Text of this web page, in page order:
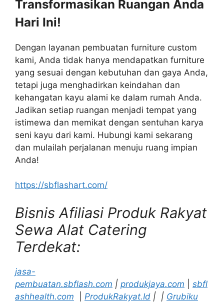
Transformasikan Ruangan Anda
Hari Ini!
Dengan layanan pembuatan furniture custom
kami, Anda tidak hanya mendapatkan furniture
yang sesuai dengan kebutuhan dan gaya Anda,
tetapi juga menghadirkan keindahan dan
kehangatan kayu alami ke dalam rumah Anda.
Jadikan setiap ruangan menjadi tempat yang
istimewa dan memikat dengan sentuhan karya
seni kayu dari kami. Hubungi kami sekarang
dan mulailah perjalanan menuju ruang impian
Anda!
https://sbflashart.com/
Bisnis Afiliasi Produk Rakyat
Sewa Alat Catering
Terdekat:
jasa-
pembuatan.sbflash.com | produkjaya.com
sbfl
ashhealth.com
ProdukRakyat.Id | | Grubiku